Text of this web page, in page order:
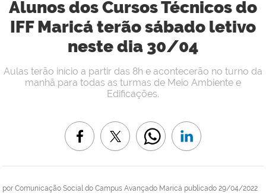
Alunos dos Cursos Técnicos do
IFF Maricá terão sábado letivo
neste dia 30/04
por Comunicação Social do Campus Avançado Maricá publicado 29/04/2022
Aulas terão início a partir das 8h e acontecerão no turno da
manhã para todas as turmas de Meio Ambiente e
Edificações.